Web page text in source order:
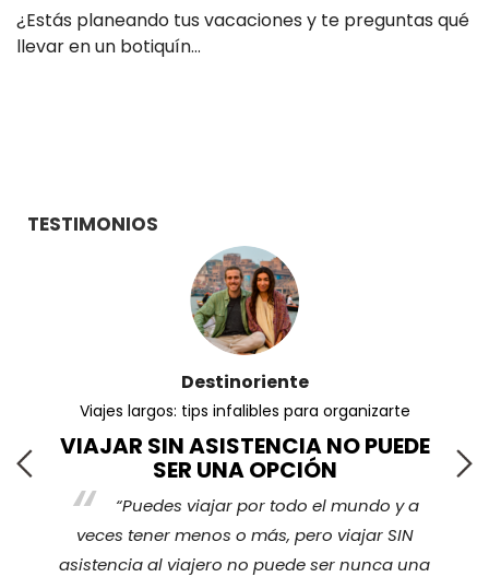
¿Estás planeando tus vacaciones y te preguntas qué
llevar en un botiquín…
TESTIMONIOS
Destinoriente
Viajes largos: tips infalibles para organizarte
VIAJAR SIN ASISTENCIA NO PUEDE
SER UNA OPCIÓN
“Puedes viajar por todo el mundo y a
veces tener menos o más, pero viajar SIN
asistencia al viajero no puede ser nunca una